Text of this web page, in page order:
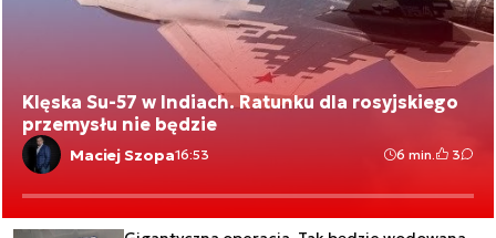
Klęska Su-57 w Indiach. Ratunku dla rosyjskiego
przemysłu nie będzie
Maciej Szopa16:53 6 min. 3